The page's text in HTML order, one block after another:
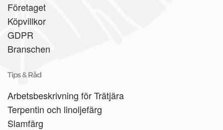
Företaget
Köpvillkor
GDPR
Branschen
Tips & Råd
Arbetsbeskrivning för Trätjära
Terpentin och linoljefärg
Slamfärg